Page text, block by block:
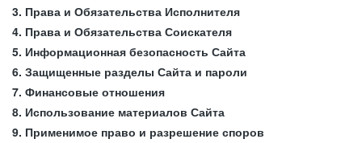
3. Права и Обязательства Исполнителя
4. Права и Обязательства Соискателя
5. Информационная безопасность Сайта
6. Защищенные разделы Сайта и пароли
7. Финансовые отношения
8. Использование материалов Сайта
9. Применимое право и разрешение споров